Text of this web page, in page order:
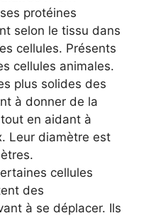
protéines
selon le tissu dans
cellules. Présents
cellules animales.
plus solides des
à donner de la
en aidant à
Leur diamètre est
cellules
des
à se déplacer. Ils